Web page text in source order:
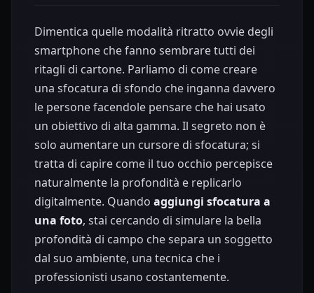
Dimentica quelle modalità ritratto ovvie degli
smartphone che fanno sembrare tutti dei
ritagli di cartone. Parliamo di come creare
una sfocatura di sfondo che inganna davvero
le persone facendole pensare che hai usato
un obiettivo di alta gamma. Il segreto non è
solo aumentare un cursore di sfocatura; si
tratta di capire come il tuo occhio percepisce
naturalmente la profondità e replicarlo
digitalmente. Quando aggiungi sfocatura a
una foto, stai cercando di simulare la bella
profondità di campo che separa un soggetto
dal suo ambiente, una tecnica che i
professionisti usano costantemente.